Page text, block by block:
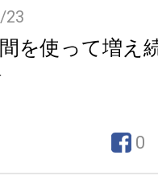
23
を使って増え
0